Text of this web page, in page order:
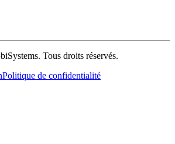
Tous droits réservés.
Politique de confidentialité